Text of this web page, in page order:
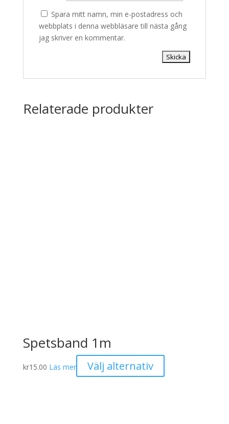
Spara mitt namn, min e-postadress och
webbplats i denna webbläsare till nästa gång
jag skriver en kommentar.
Relaterade produkter
Spetsband 1m
kr15.00 Läs mer Välj alternativ
här